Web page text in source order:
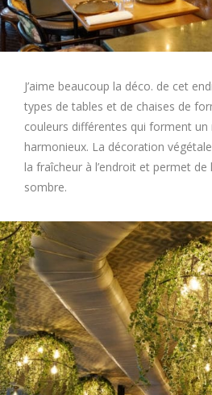
J’aime beaucoup la déco. de cet
types de tables et de chaises de
couleurs différentes qui forment un
harmonieux. La décoration
la fraîcheur à l’endroit et permet
sombre.